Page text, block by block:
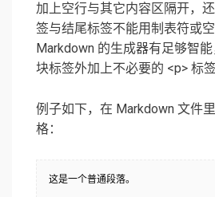
加上空行与其它内容区隔开，
签与结尾标签不能用制表符或空
Markdown 的生成器有足够智
块标签外加上不必要的 <p> 标签
例子如下，在 Markdown 文件
格：
这是一个普通段落。